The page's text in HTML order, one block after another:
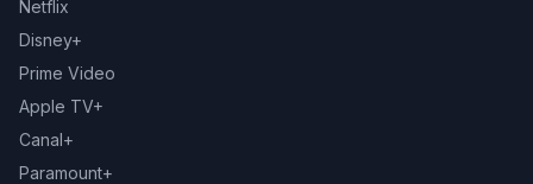
Netflix
Disney+
Prime Video
Apple TV+
Canal+
Paramount+